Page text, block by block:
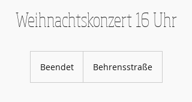
Weihnachtskonzert 16 Uhr
BeendetB
Behrensstraße